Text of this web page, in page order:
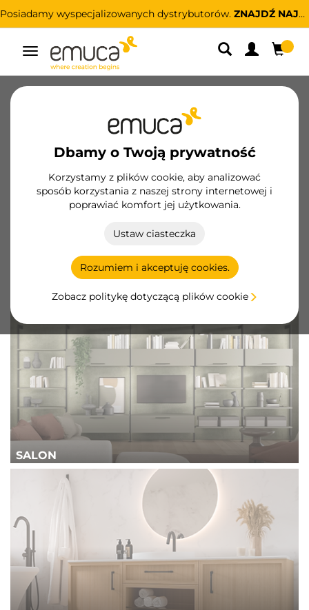
Posiadamy wyspecjalizowanych dystrybutorów. ZNAJDŹ NAJBLIŻSZEGO
Przełącz
nawigację
Dbamy o Twoją prywatność
Korzystamy z plików cookie, aby analizować
sposób korzystania z naszej strony internetowej i
poprawiać komfort jej użytkowania.
Ustaw ciasteczka
Rozumiem i akceptuję cookies.
Zobacz politykę dotyczącą plików cookie
Projekty
KUCHNIA
SALON